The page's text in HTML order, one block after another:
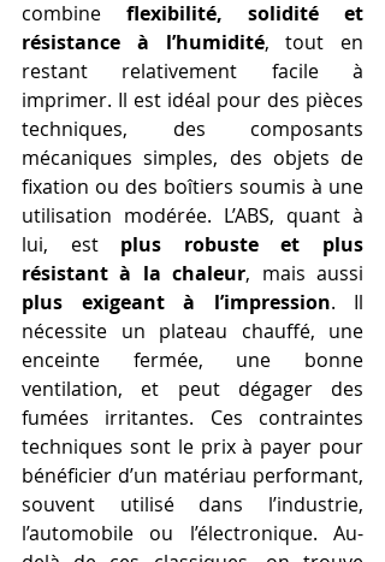
combine flexibilité, solidité et
résistance à l’humidité, tout en
restant relativement facile à
imprimer. Il est idéal pour des pièces
techniques, des composants
mécaniques simples, des objets de
fixation ou des boîtiers soumis à une
utilisation modérée. L’ABS, quant à
lui, est plus robuste et plus
résistant à la chaleur
plus exigeant à l’impression. Il
nécessite un plateau chauffé, une
enceinte fermée, une bonne
ventilation, et peut dégager des
fumées irritantes. Ces contraintes
techniques sont le prix à payer pour
bénéficier d’un matériau performant,
souvent utilisé dans l’industrie,
l’automobile ou l’électronique. Au-